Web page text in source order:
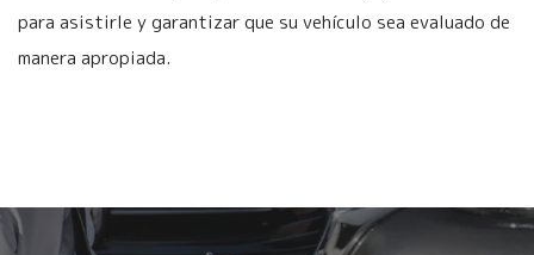
para asistirle y garantizar que su vehículo sea evaluado de
manera apropiada.